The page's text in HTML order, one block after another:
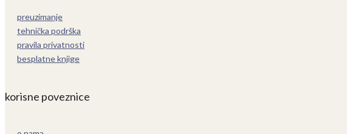
preuzimanje
tehnička podrška
pravila privatnosti
besplatne knjige
korisne poveznice